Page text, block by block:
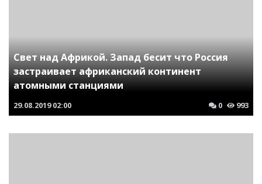
Свет над Африкой. Запад бесит что Россия
застраивает африканский континент
атомными станциями
29.08.2019 02:00 0 993